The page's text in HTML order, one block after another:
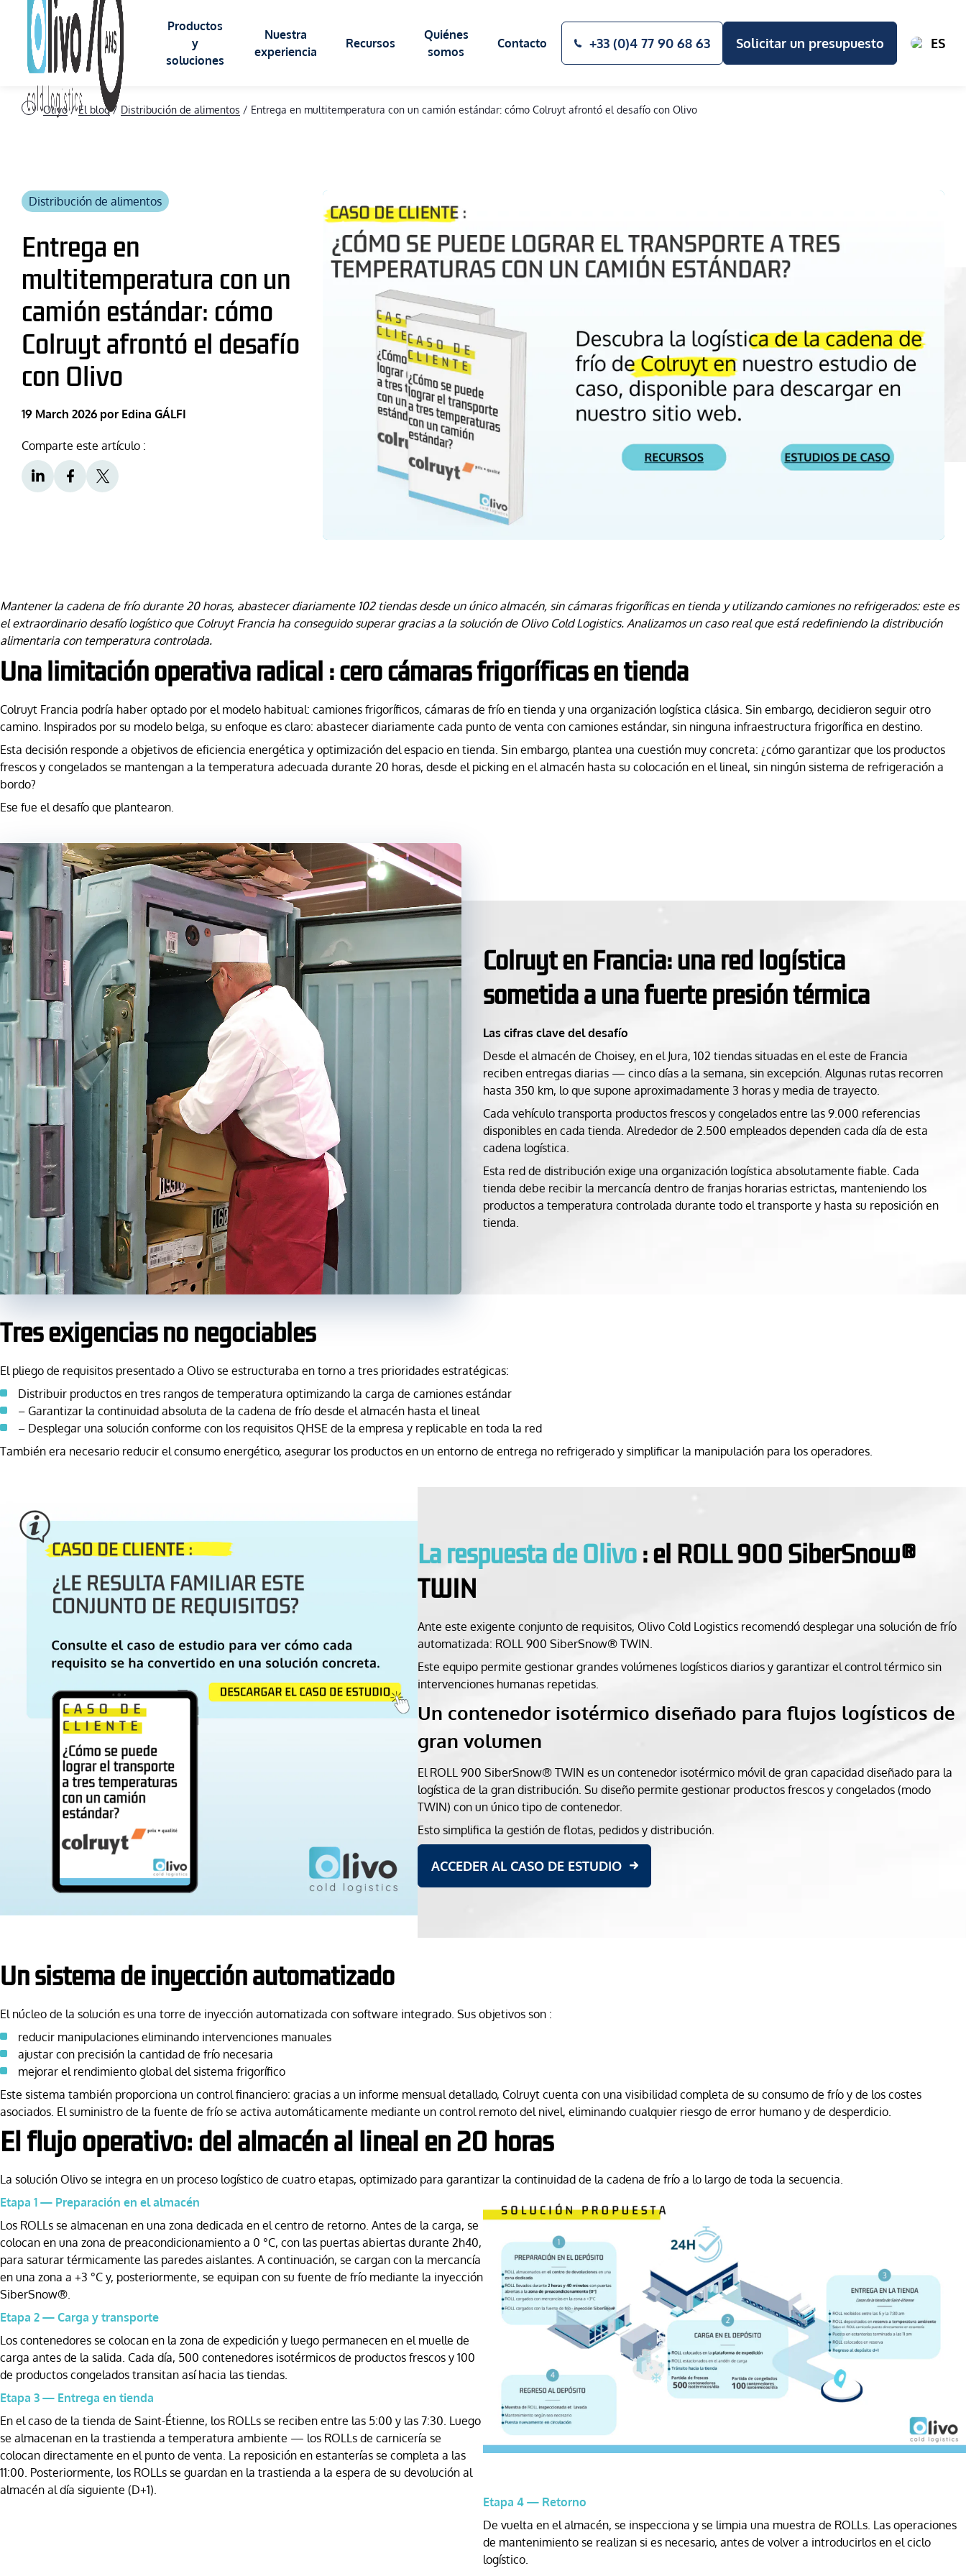
Productos
y
soluciones
ROLL isotermico
BOX isotermico
Soluciones criogénicas SIBER SYSTEM®
Nuestra
experiencia
Criogenia
Salud
Renovación ATP
Reciclaje y final de la vida útil
Recursos
Quiénes
somos
Contacto +33 (0)4 77 90 68 63 Solicitar un presupuesto ES
Olivo/El blog/ Distribución de alimentos / Entrega en multitemperatura con un camión estándar: cómo Colruyt afrontó el desafío con Olivo
Distribución de alimentos
Entrega en
multitemperatura con un
camión estándar: cómo
Colruyt afrontó el desafío
con Olivo
19 March 2026 por Edina GÁLFI
Comparte este artículo :
Mantener la cadena de frío durante 20 horas, abastecer diariamente 102 tiendas desde un único almacén, sin cámaras frigoríficas en tienda y utilizando camiones no refrigerados: este es
el extraordinario desafío logístico que Colruyt Francia ha conseguido superar gracias a la solución de Olivo Cold Logistics. Analizamos un caso real que está redefiniendo la distribución
alimentaria con temperatura controlada.
Una limitación operativa radical : cero cámaras frigoríficas en tienda
Colruyt Francia podría haber optado por el modelo habitual: camiones frigoríficos, cámaras de frío en tienda y una organización logística clásica. Sin embargo, decidieron seguir otro
camino. Inspirados por su modelo belga, su enfoque es claro: abastecer diariamente cada punto de venta con camiones estándar, sin ninguna infraestructura frigorífica en destino.
Esta decisión responde a objetivos de eficiencia energética y optimización del espacio en tienda. Sin embargo, plantea una cuestión muy concreta: ¿cómo garantizar que los productos
frescos y congelados se mantengan a la temperatura adecuada durante 20 horas, desde el picking en el almacén hasta su colocación en el lineal, sin ningún sistema de refrigeración a
bordo?
Ese fue el desafío que plantearon.
Colruyt en Francia: una red logística
sometida a una fuerte presión térmica
Las cifras clave del desafío
Desde el almacén de Choisey, en el Jura, 102 tiendas situadas en el este de Francia
reciben entregas diarias — cinco días a la semana, sin excepción. Algunas rutas recorren
hasta 350 km, lo que supone aproximadamente 3 horas y media de trayecto.
Cada vehículo transporta productos frescos y congelados entre las 9.000 referencias
disponibles en cada tienda. Alrededor de 2.500 empleados dependen cada día de esta
cadena logística.
Esta red de distribución exige una organización logística absolutamente fiable. Cada
tienda debe recibir la mercancía dentro de franjas horarias estrictas, manteniendo los
productos a temperatura controlada durante todo el transporte y hasta su reposición en
tienda.
Tres exigencias no negociables
El pliego de requisitos presentado a Olivo se estructuraba en torno a tres prioridades estratégicas:
Distribuir productos en tres rangos de temperatura optimizando la carga de camiones estándar
– Garantizar la continuidad absoluta de la cadena de frío desde el almacén hasta el lineal
– Desplegar una solución conforme con los requisitos QHSE de la empresa y replicable en toda la red
También era necesario reducir el consumo energético, asegurar los productos en un entorno de entrega no refrigerado y simplificar la manipulación para los operadores.
La respuesta de Olivo: el ROLL 900 SiberSnow®
TWIN
Ante este exigente conjunto de requisitos, Olivo Cold Logistics recomendó desplegar una solución de frío
automatizada: ROLL 900 SiberSnow® TWIN.
Este equipo permite gestionar grandes volúmenes logísticos diarios y garantizar el control térmico sin
intervenciones humanas repetidas.
Un contenedor isotérmico diseñado para flujos logísticos de
gran volumen
El ROLL 900 SiberSnow® TWIN es un contenedor isotérmico móvil de gran capacidad diseñado para la
logística de la gran distribución. Su diseño permite gestionar productos frescos y congelados (modo
TWIN) con un único tipo de contenedor.
Esto simplifica la gestión de flotas, pedidos y distribución.
ACCEDER AL CASO DE ESTUDIO
Un sistema de inyección automatizado
El núcleo de la solución es una torre de inyección automatizada con software integrado. Sus objetivos son :
reducir manipulaciones eliminando intervenciones manuales
ajustar con precisión la cantidad de frío necesaria
mejorar el rendimiento global del sistema frigorífico
Este sistema también proporciona un control financiero: gracias a un informe mensual detallado, Colruyt cuenta con una visibilidad completa de su consumo de frío y de los costes
asociados. El suministro de la fuente de frío se activa automáticamente mediante un control remoto del nivel, eliminando cualquier riesgo de error humano y de desperdicio.
El flujo operativo: del almacén al lineal en 20 horas
La solución Olivo se integra en un proceso logístico de cuatro etapas, optimizado para garantizar la continuidad de la cadena de frío a lo largo de toda la secuencia.
Etapa 1 — Preparación en el almacén
Los ROLLs se almacenan en una zona dedicada en el centro de retorno. Antes de la carga, se
colocan en una zona de preacondicionamiento a 0 °C, con las puertas abiertas durante 2h40,
para saturar térmicamente las paredes aislantes. A continuación, se cargan con la mercancía
en una zona a +3 °C y, posteriormente, se equipan con su fuente de frío mediante la inyección
SiberSnow®.
Etapa 2 — Carga y transporte
Los contenedores se colocan en la zona de expedición y luego permanecen en el muelle de
carga antes de la salida. Cada día, 500 contenedores isotérmicos de productos frescos y 100
de productos congelados transitan así hacia las tiendas.
Etapa 3 — Entrega en tienda
En el caso de la tienda de Saint-Étienne, los ROLLs se reciben entre las 5:00 y las 7:30. Luego
se almacenan en la trastienda a temperatura ambiente — los ROLLs de carnicería se
colocan directamente en el punto de venta. La reposición en estanterías se completa a las
11:00. Posteriormente, los ROLLs se guardan en la trastienda a la espera de su devolución al
almacén al día siguiente (D+1).
Etapa 4 — Retorno
De vuelta en el almacén, se inspecciona y se limpia una muestra de ROLLs. Las operaciones
de mantenimiento se realizan si es necesario, antes de volver a introducirlos en el ciclo
logístico.